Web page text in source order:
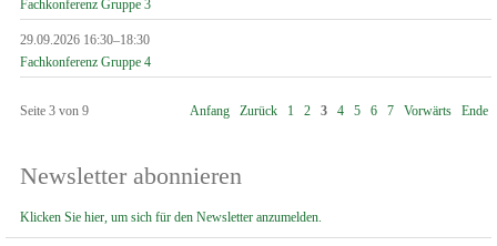
Fachkonferenz Gruppe 3
29.09.2026 16:30–18:30
Fachkonferenz Gruppe 4
Seite 3 von 9 Anfang Zurück 1 2 3 4 5 6 7 Vorwärts Ende
Newsletter abonnieren
Klicken Sie hier, um sich für den Newsletter anzumelden.